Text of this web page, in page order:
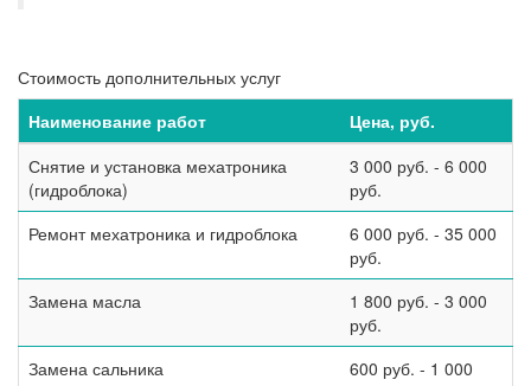
Стоимость дополнительных услуг
Наименование работ
Цена, руб.
Снятие и установка мехатроника
(гидроблока)
3 000 руб. - 6 000
руб.
Ремонт мехатроника и гидроблока
6 000 руб. - 35 000
руб.
Замена масла
1 800 руб. - 3 000
руб.
Замена сальника
600 руб. - 1 000